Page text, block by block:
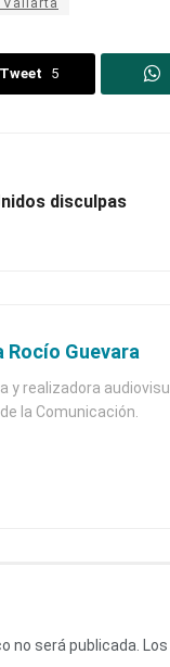
Vallarta
Tweet 5
disculpas
Rocío Guevara
y realizadora
la Comunicación.
no será publicada.